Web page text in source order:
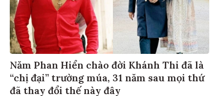
Năm Phan Hiển chào đời Khánh Thi đã là
“chị đại” trường múa, 31 năm sau mọi thứ
đã thay đổi thế này đây